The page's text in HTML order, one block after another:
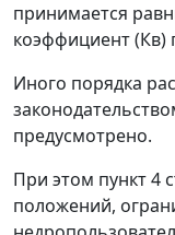
принимается
коэффициент (Кв)
Иного порядка
предусмотрено.
При этом пункт 4
положений,